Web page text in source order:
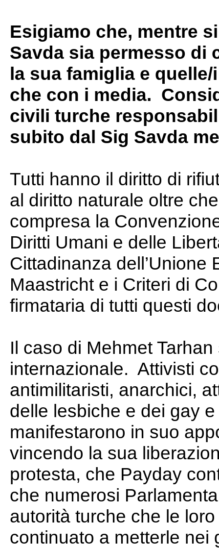
Esigiamo che, mentre
Savda sia permesso di
la sua famiglia e
che con i media.
civili turche
subito dal Sig Savda
Tutti hanno il diritto di
al diritto naturale oltre
compresa la
Diritti Umani e delle
Cittadinanza dell’Unione
Maastricht e i Criteri di
firmataria di tutti questi
Il caso di Mehmet
internazionale. Attivisti
antimilitaristi, anarchici,
delle lesbiche e dei gay
manifestarono in suo
vincendo la sua
protesta, che Payday
che numerosi
autorità turche che le
continuato a metterle nei